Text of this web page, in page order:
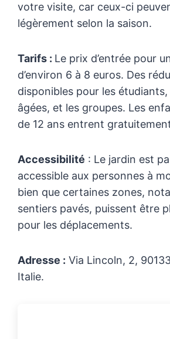
votre visite, car ceux-ci
légèrement selon la saison.
Tarifs : Le prix d’entrée pour
d’environ 6 à 8 euros. Des
disponibles pour les
âgées, et les groupes. Les
de 12 ans entrent
Accessibilité : Le jardin est
accessible aux personnes à
bien que certaines zones,
sentiers pavés, puissent être
pour les déplacements.
Adresse : Via Lincoln, 2,
Italie.